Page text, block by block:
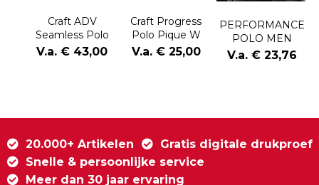
Craft ADV
Seamless Polo
Shirt W
V.a. € 43,00
Craft Progress
Polo Pique W
V.a. € 25,00
PERFORMANCE
POLO MEN
V.a. € 23,76
20.000+ Artikelen
Gratis digitale drukproef
Snelle & persoonlijke service
Meer dan 30 jaar ervaring